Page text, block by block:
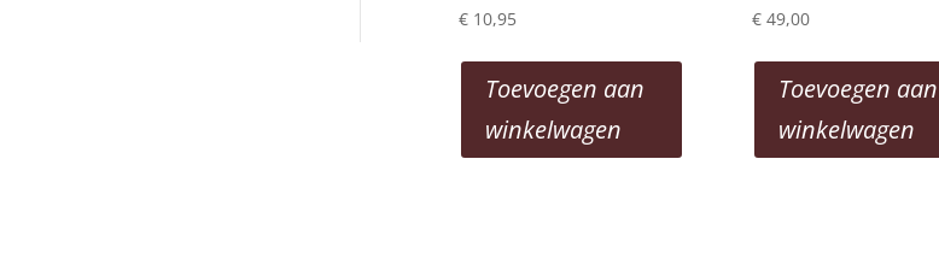
€10,95
Toevoegen aan
winkelwagen
€ 49,00
Toevoegen aan
winkelwagen